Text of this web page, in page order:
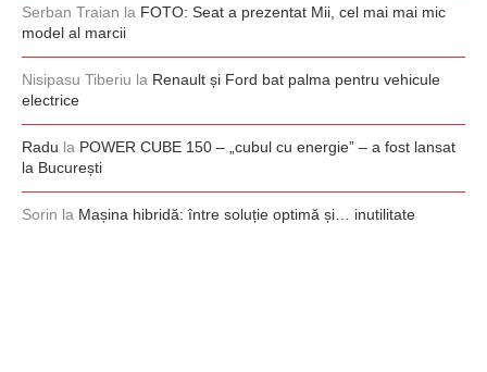
Serban Traian la FOTO: Seat a prezentat Mii, cel mai mai mic
model al marcii
Nisipasu Tiberiu la Renault și Ford bat palma pentru vehicule
electrice
Radu la POWER CUBE 150 – „cubul cu energie” – a fost lansat
la București
Sorin la Mașina hibridă: între soluție optimă și… inutilitate